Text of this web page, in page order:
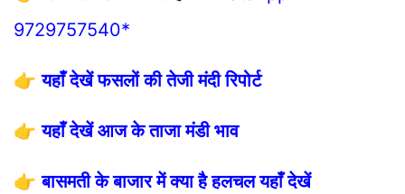
9729757540*
👉यहाँ देखें फसलों की तेजी मंदी रिपोर्ट
👉यहाँ देखें आज के ताजा मंडी भाव
👉बासमती के बाजार में क्या है हलचल यहाँ देखें